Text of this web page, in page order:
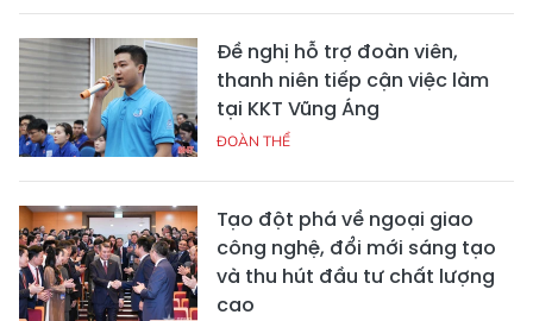
Đề nghị hỗ trợ đoàn viên,
thanh niên tiếp cận việc làm
tại KKT Vũng Áng
ĐOÀN THỂ
Tạo đột phá về ngoại giao
công nghệ, đổi mới sáng tạo
và thu hút đầu tư chất lượng
cao